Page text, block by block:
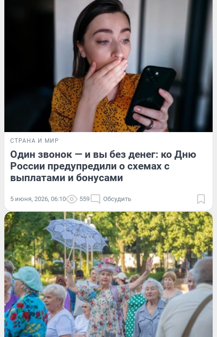
СТРАНА И МИР
Один звонок — и вы без денег: ко Дню
России предупредили о схемах с
выплатами и бонусами
5 июня, 2026, 06:10 559 Обсудить